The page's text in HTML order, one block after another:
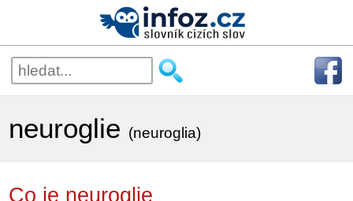
neuroglie (neuroglia)
Co je neuroglie